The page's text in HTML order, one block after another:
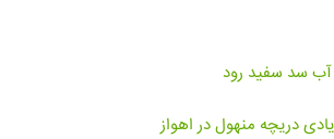
سد سفید رود
دریچه منهول در اهواز